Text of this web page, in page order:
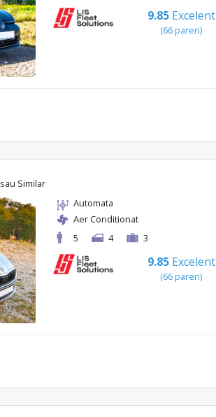
9.85 Excelent
(66 pareri)
sau Similar
Automata
Aer Conditionat
5
4 3
9.85 Excelent
(66 pareri)